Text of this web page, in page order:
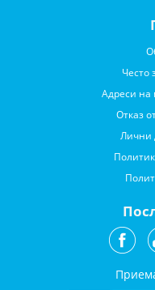
Често
Адреси на
Отказ
Лични